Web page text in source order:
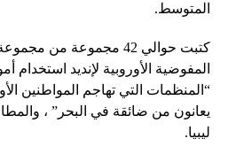
المتوسط.
كتبت حوالي 42 مجموعة من
المفوضية الأوروبية لإنديد استخدام
“المنظمات التي تهاجم المواطنين
يعانون من ضائقة في البحر” ،
ليبيا.